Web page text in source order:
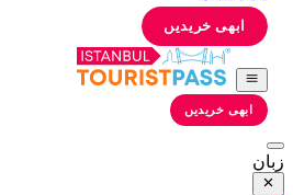
ابھی خریدیں
ابھی خریدیں
زبان